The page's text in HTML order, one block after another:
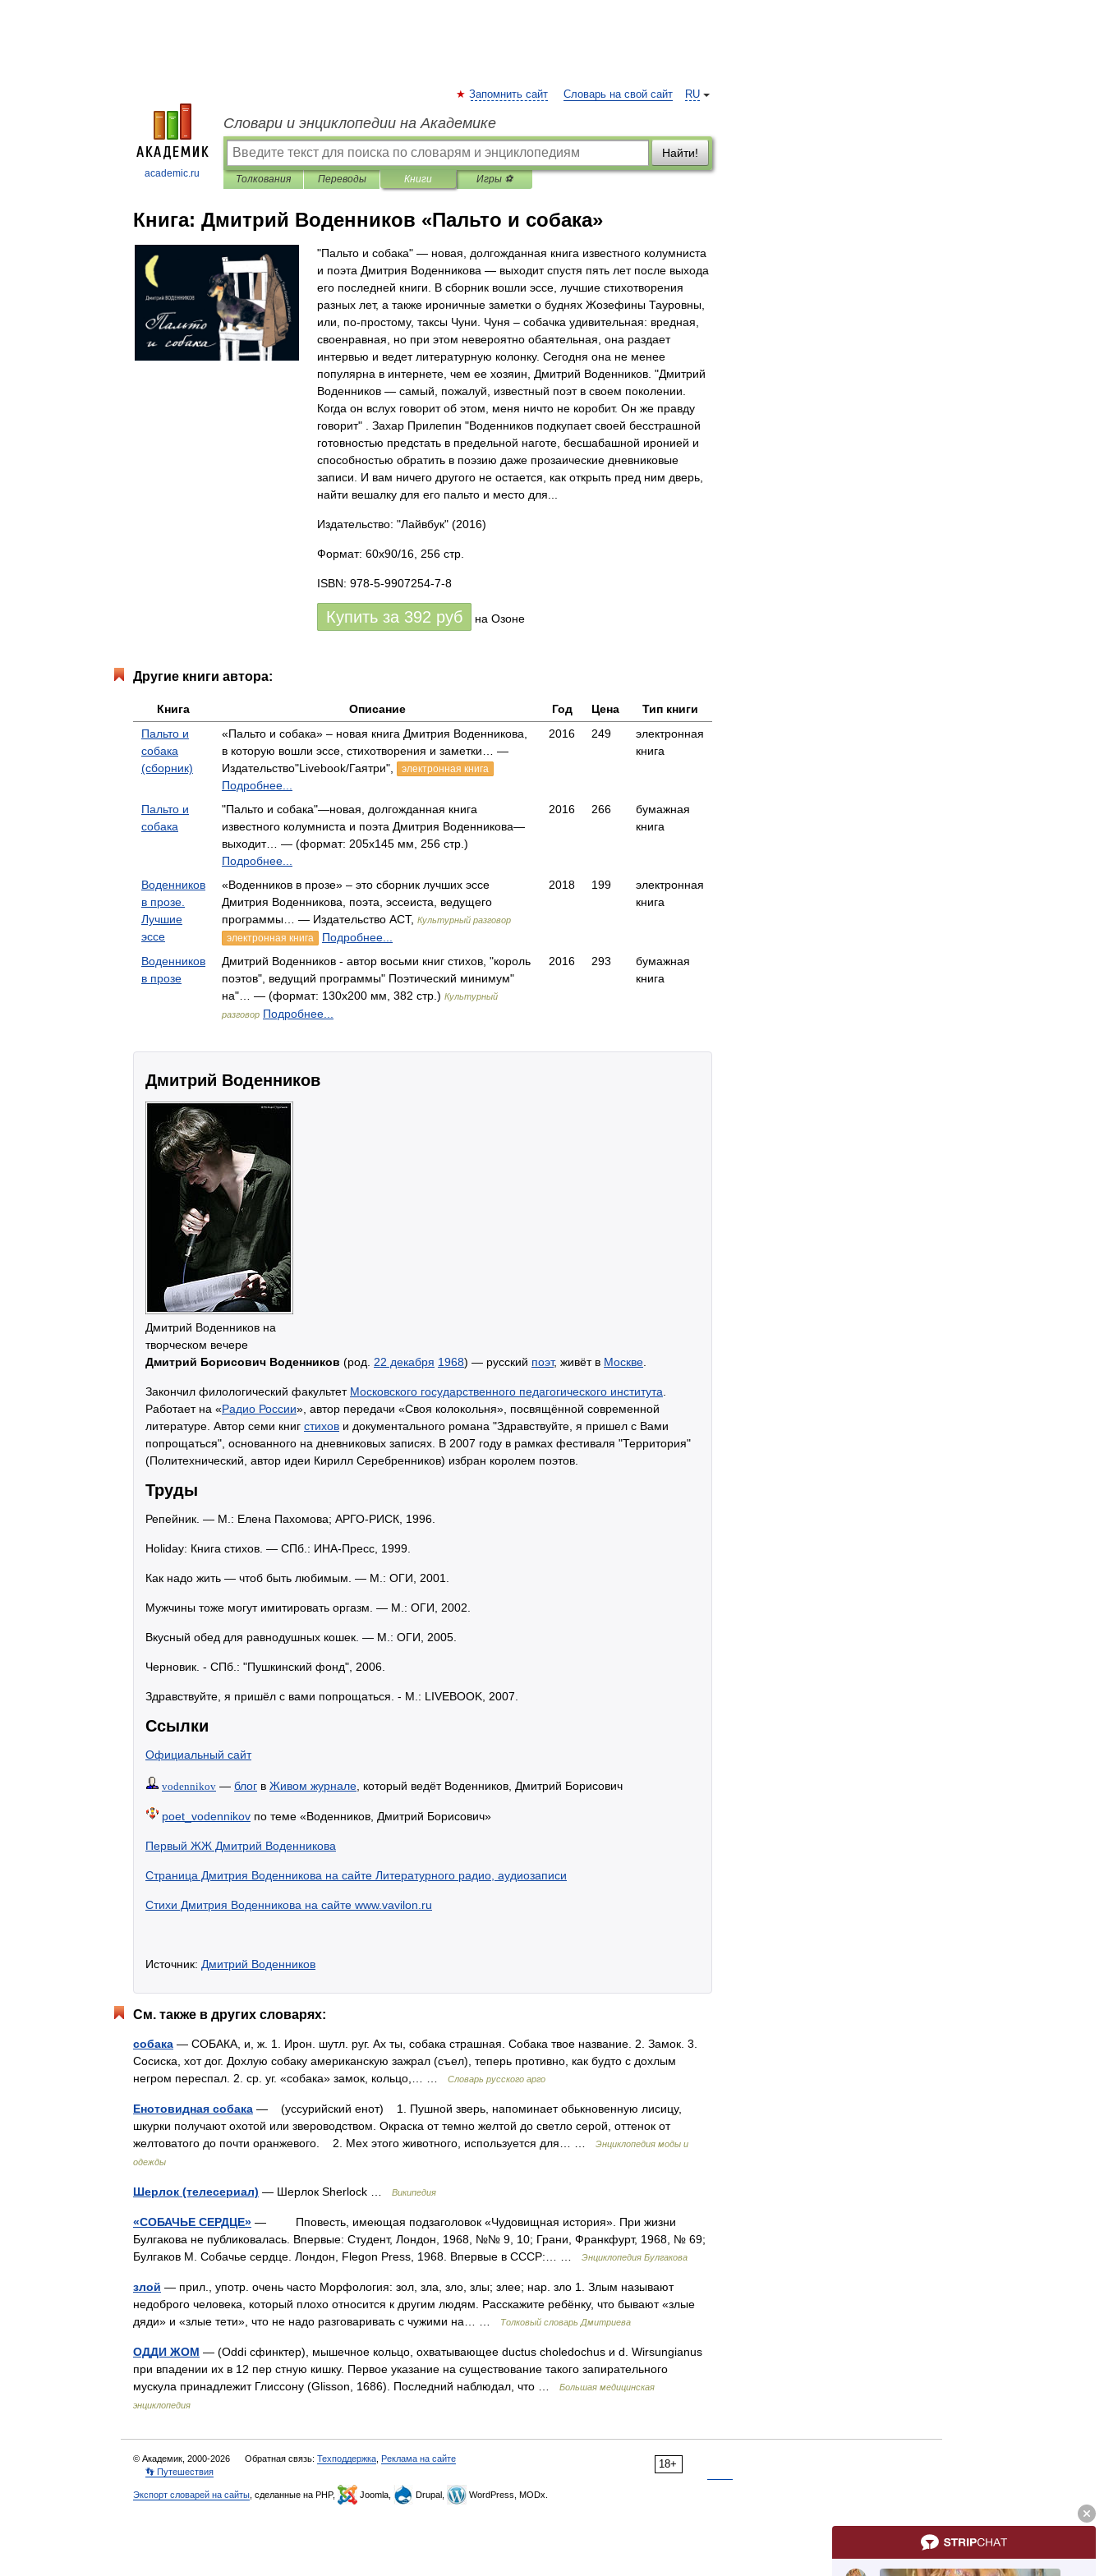
academic.ru
RU
Запомнить сайт Словарь на свой сайт
Словари и энциклопедии на Академике
Найти!
Толкования Переводы Книги Игры ⚽
Книга: Дмитрий Воденников «Пальто и собака»
"Пальто и собака" — новая, долгожданная книга известного колумниста
и поэта Дмитрия Воденникова — выходит спустя пять лет после выхода
его последней книги. В сборник вошли эссе, лучшие стихотворения
разных лет, а также ироничные заметки о буднях Жозефины Тауровны,
или, по-простому, таксы Чуни. Чуня – собачка удивительная: вредная,
своенравная, но при этом невероятно обаятельная, она раздает
интервью и ведет литературную колонку. Сегодня она не менее
популярна в интернете, чем ее хозяин, Дмитрий Воденников. "Дмитрий
Воденников — самый, пожалуй, известный поэт в своем поколении.
Когда он вслух говорит об этом, меня ничто не коробит. Он же правду
говорит" . Захар Прилепин "Воденников подкупает своей бесстрашной
готовностью предстать в предельной наготе, бесшабашной иронией и
способностью обратить в поэзию даже прозаические дневниковые
записи. И вам ничего другого не остается, как открыть пред ним дверь,
найти вешалку для его пальто и место для...
Издательство: "Лайвбук" (2016)
Формат: 60x90/16, 256 стр.
ISBN: 978-5-9907254-7-8
Купить за 392 руб на Озоне
Другие книги автора:
Книга Описание Год Цена
Тип книги
Пальто и
собака
(сборник)
«Пальто и собака» – новая книга Дмитрия Воденникова,
в которую вошли эссе, стихотворения и заметки… —
Издательство"Livebook/Гаятри",
электронная книга
Подробнее...
2016 249
электронная
книга
Пальто и
собака
"Пальто и собака"—новая, долгожданная книга
известного колумниста и поэта Дмитрия Воденникова—
выходит… — (формат: 205х145 мм, 256 стр.)
Подробнее...
2016 266
бумажная
книга
Воденников
в прозе.
Лучшие
эссе
«Воденников в прозе» – это сборник лучших эссе
Дмитрия Воденникова, поэта, эссеиста, ведущего
программы… — Издательство АСТ, Культурный разговор
электронная книга Подробнее...
2018 199
электронная
книга
Воденников
в прозе
Дмитрий Воденников - автор восьми книг стихов, "король
поэтов", ведущий программы" Поэтический минимум"
на"… — (формат: 130х200 мм, 382 стр.) Культурный
разговор Подробнее...
2016 293
бумажная
книга
Дмитрий Воденников
Дмитрий Воденников на
творческом вечере
Дмитрий Борисович Воденников (род. 22 декабря 1968) — русский поэт, живёт в Москве
Закончил филологический факультет Московского государственного педагогического института
Работает на «Радио России», автор передачи «Своя колокольня», посвящённой современной
литературе. Автор семи книг стихов и документального романа "Здравствуйте, я пришел с Вами
попрощаться", основанного на дневниковых записях. В 2007 году в рамках фестиваля "Территория"
(Политехнический, автор идеи Кирилл Серебренников) избран королем поэтов.
Труды
Репейник. — М.: Елена Пахомова; АРГО-РИСК, 1996.
Holiday: Книга стихов. — СПб.: ИНА-Пресс, 1999.
Как надо жить — чтоб быть любимым. — М.: ОГИ, 2001.
Мужчины тоже могут имитировать оргазм. — М.: ОГИ, 2002.
Вкусный обед для равнодушных кошек. — М.: ОГИ, 2005.
Черновик. - СПб.: "Пушкинский фонд", 2006.
Здравствуйте, я пришёл с вами попрощаться. - М.: LIVEBOOK, 2007.
Ссылки
Официальный сайт
vodennikov — блог в Живом журнале , который ведёт Воденников, Дмитрий Борисович
poet_vodennikov по теме «Воденников, Дмитрий Борисович»
Первый ЖЖ Дмитрий Воденникова
Страница Дмитрия Воденникова на сайте Литературного радио, аудиозаписи
Стихи Дмитрия Воденникова на сайте www.vavilon.ru
Источник: Дмитрий Воденников
См. также в других словарях:
собака — СОБАКА, и, ж. 1. Ирон. шутл. руг. Ах ты, собака страшная. Собака твое название. 2. Замок. 3.
Сосиска, хот дог. Дохлую собаку американскую зажрал (съел), теперь противно, как будто с дохлым
негром переспал. 2. ср. уг. «собака» замок, кольцо,… …
Словарь русского арго
Енотовидная собака — (уссурийский енот) 1. Пушной зверь, напоминает обькновенную лисицу,
шкурки получают охотой или звероводством. Окраска от темно желтой до светло серой, оттенок от
желтоватого до почти оранжевого. 2. Мех этого животного, используется для… …
Энциклопедия моды и
одежды
Шерлок (телесериал) — Шерлок Sherlock … Википедия
«СОБАЧЬЕ СЕРДЦЕ» — Пповесть, имеющая подзаголовок «Чудовищная история». При жизни
Булгакова не публиковалась. Впервые: Студент, Лондон, 1968, №№ 9, 10; Грани, Франкфурт, 1968, № 69;
Булгаков М. Собачье сердце. Лондон, Flegon Press, 1968. Впервые в СССР:… …
Энциклопедия Булгакова
злой — прил., употр. очень часто Морфология: зол, зла, зло, злы; злее; нар. зло 1. Злым называют
недоброго человека, который плохо относится к другим людям. Расскажите ребёнку, что бывают «злые
дяди» и «злые тети», что не надо разговаривать с чужими на… …
Толковый словарь Дмитриева
ОДДИ ЖОМ — (Oddi сфинктер), мышечное кольцо, охватывающее ductus choledochus и d. Wirsungianus
при впадении их в 12 пер стную кишку. Первое указание на существование такого запирательного
мускула принадлежит Глиссону (Glisson, 1686). Последний наблюдал, что …
Большая медицинская
энциклопедия
18+
© Академик, 2000-2026 Обратная связь: Техподдержка Реклама на сайте
👣 Путешествия
Экспорт словарей на сайты , сделанные на PHP, Joomla, Drupal, WordPress, MODx.